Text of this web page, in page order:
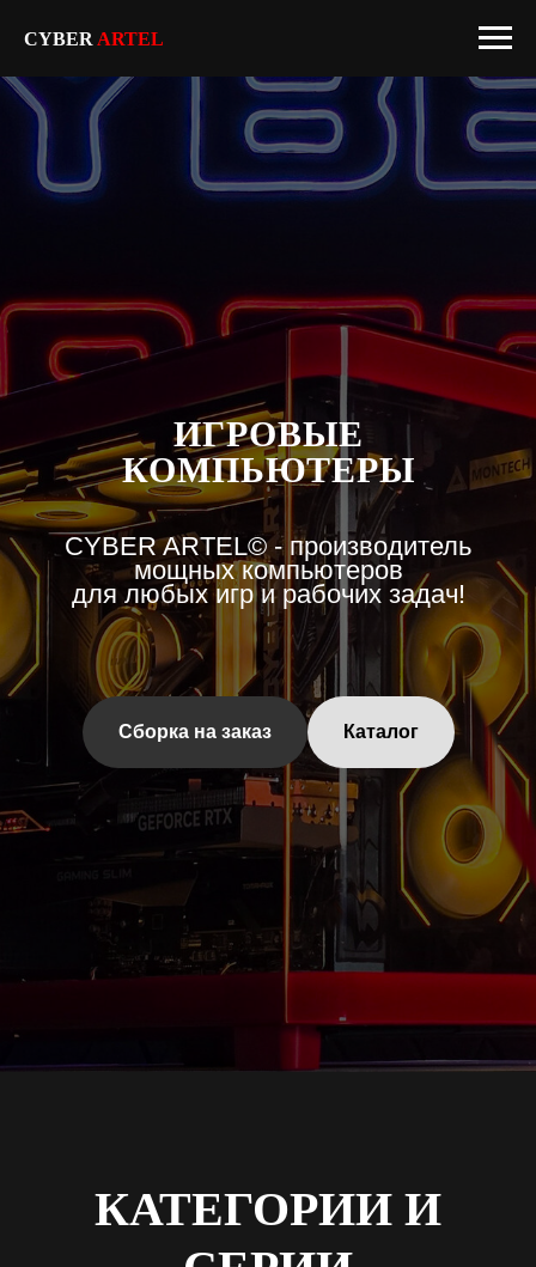
CYBER ARTEL
ИГРОВЫЕ
КОМПЬЮТЕРЫ
CYBER ARTEL© - производитель
мощных компьютеров
для любых игр и рабочих задач!
Сборка на заказ Каталог
КАТЕГОРИИ И